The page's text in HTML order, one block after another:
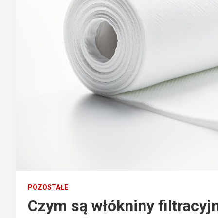
POZOSTAŁE
Czym są włókniny